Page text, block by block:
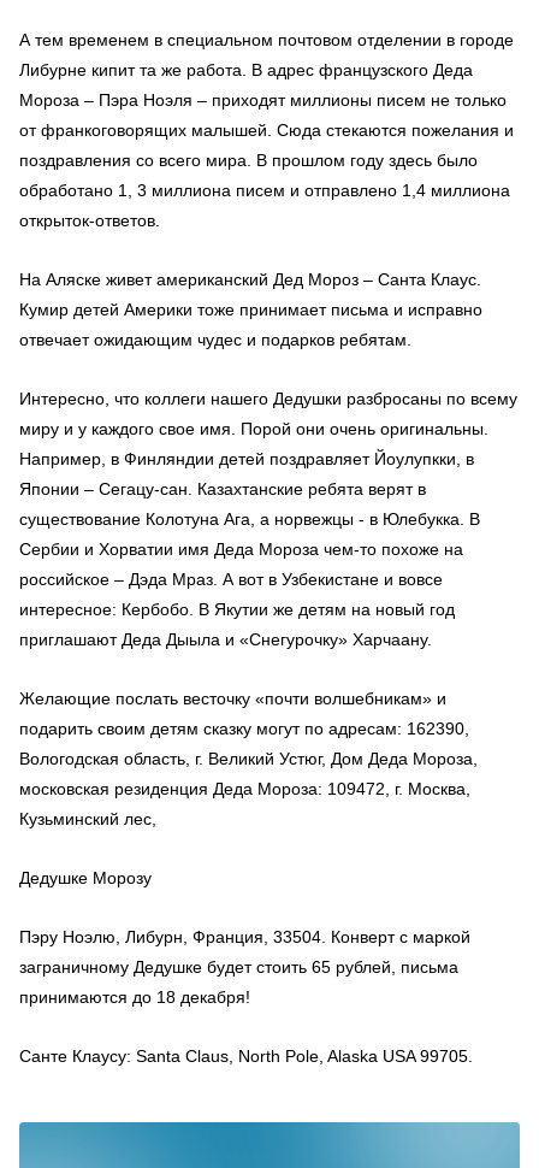
А тем временем в специальном почтовом отделении в городе
Либурне кипит та же работа. В адрес французского Деда
Мороза – Пэра Ноэля – приходят миллионы писем не только
от франкоговорящих малышей. Сюда стекаются пожелания и
поздравления со всего мира. В прошлом году здесь было
обработано 1, 3 миллиона писем и отправлено 1,4 миллиона
открыток-ответов.
На Аляске живет американский Дед Мороз – Санта Клаус.
Кумир детей Америки тоже принимает письма и исправно
отвечает ожидающим чудес и подарков ребятам.
Интересно, что коллеги нашего Дедушки разбросаны по всему
миру и у каждого свое имя. Порой они очень оригинальны.
Например, в Финляндии детей поздравляет Йоулупкки, в
Японии – Сегацу-сан. Казахтанские ребята верят в
существование Колотуна Ага, а норвежцы - в Юлебукка. В
Сербии и Хорватии имя Деда Мороза чем-то похоже на
российское – Дэда Мраз. А вот в Узбекистане и вовсе
интересное: Кербобо. В Якутии же детям на новый год
приглашают Деда Дыыла и «Снегурочку» Харчаану.
Желающие послать весточку «почти волшебникам» и
подарить своим детям сказку могут по адресам: 162390,
Вологодская область, г. Великий Устюг, Дом Деда Мороза,
московская резиденция Деда Мороза: 109472, г. Москва,
Кузьминский лес,
Дедушке Морозу
Пэру Ноэлю, Либурн, Франция, 33504. Конверт с маркой
заграничному Дедушке будет стоить 65 рублей, письма
принимаются до 18 декабря!
Санте Клаусу: Santa Claus, North Pole, Alaska USA 99705.